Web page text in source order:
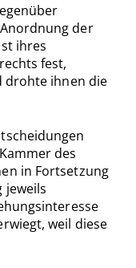
der
ihres
fest,
drohte ihnen die
des
in Fortsetzung
jeweils
weil diese